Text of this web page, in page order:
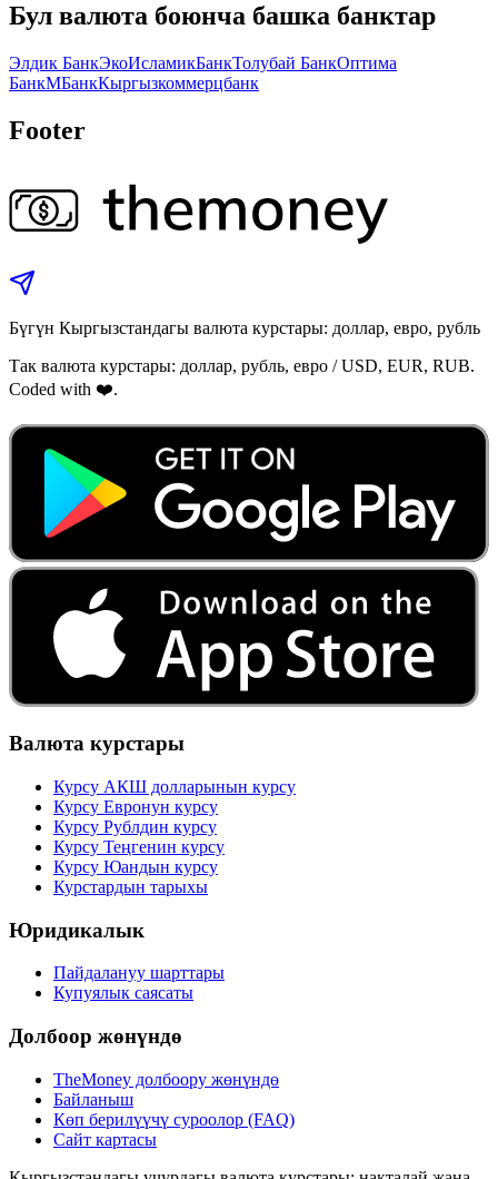
Бул валюта боюнча башка банктар
Элдик БанкЭкоИсламикБанкТолубай БанкОптима
БанкМБанкКыргызкоммерцбанк
Footer
Бүгүн Кыргызстандагы валюта курстары: доллар, евро, рубль
Так валюта курстары: доллар, рубль, евро / USD, EUR, RUB.
Coded with ❤️.
Валюта курстары
Курсу АКШ долларынын курсу
Курсу Евронун курсу
Курсу Рублдин курсу
Курсу Теңгенин курсу
Курсу Юандын курсу
Курстардын тарыхы
Юридикалык
Пайдалануу шарттары
Купуялык саясаты
Долбоор жөнүндө
TheMoney долбоору жөнүндө
Байланыш
Көп берилүүчү суроолор (FAQ)
Сайт картасы